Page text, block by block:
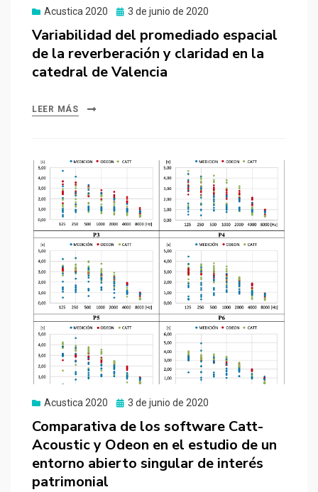
Acustica 2020
Publicado
3 de junio de 2020
Variabilidad del promediado espacial
de la reverberación y claridad en la
catedral de Valencia
LEER MÁS
Acustica 2020
Publicado
3 de junio de 2020
Comparativa de los software Catt-
Acoustic y Odeon en el estudio de un
entorno abierto singular de interés
patrimonial